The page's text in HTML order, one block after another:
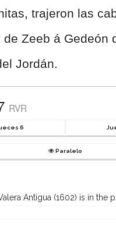
trajeron las
de Zeeb á Gedeón
Jordán.
RVR
6
Paralelo
Antigua (1602) is in the